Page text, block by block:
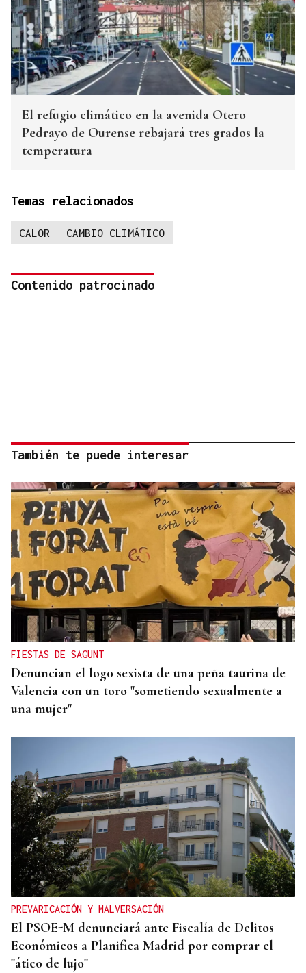
El refugio climático en la avenida Otero
Pedrayo de Ourense rebajará tres grados la
temperatura
Temas relacionados
CALOR CAMBIO CLIMÁTICO
Contenido patrocinado
También te puede interesar
FIESTAS DE SAGUNT
Denuncian el logo sexista de una peña taurina de
Valencia con un toro "sometiendo sexualmente a
una mujer"
PREVARICACIÓN Y MALVERSACIÓN
El PSOE-M denunciará ante Fiscalía de Delitos
Económicos a Planifica Madrid por comprar el
"ático de lujo"